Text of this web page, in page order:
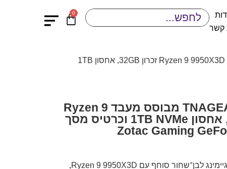
קשר
0
/ מחשב גיימינג TNAGEAMD41 מבוסס מעבד Ryzen 9 9950X3D זכרון 32GB, אחסון 1TB
מחשב גיימינג TNAGEAMD41 מבוסס מעבד Ryzen 9
9950X3D זכרון 32GB, אחסון 1TB NVMe וכרטיס מסך
Zotac Gaming
דגם TNAGEAMD41 הוא מחשב גיימינג לבן־שחור סוחף עם Ryzen 9 9950X3D,